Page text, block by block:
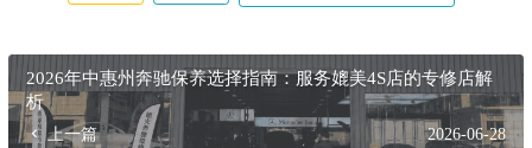
2026年中惠州奔驰保养选择指南：服务媲美4S店的专修店解
析
上一篇 2026-06-28